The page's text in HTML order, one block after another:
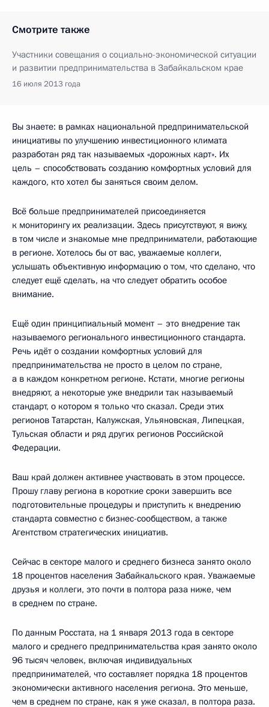
Смотрите также
Участники совещания о социально-экономической ситуации
и развитии предпринимательства в Забайкальском крае
16 июля 2013 года
Вы знаете: в рамках национальной предпринимательской
инициативы по улучшению инвестиционного климата
разработан ряд так называемых «дорожных карт». Их
цель – способствовать созданию комфортных условий для
каждого, кто хотел бы заняться своим делом.
Всё больше предпринимателей присоединяется
к мониторингу их реализации. Здесь присутствуют, я вижу,
в том числе и знакомые мне предприниматели, работающие
в регионе. Хотелось бы от вас, уважаемые коллеги,
услышать объективную информацию о том, что сделано, что
следует ещё сделать, на что следует обратить особое
внимание.
Ещё один принципиальный момент – это внедрение так
называемого регионального инвестиционного стандарта.
Речь идёт о создании комфортных условий для
предпринимательства не просто в целом по стране,
а в каждом конкретном регионе. Кстати, многие регионы
внедряют, а некоторые уже внедрили так называемый
стандарт, о котором я только что сказал. Среди этих
регионов Татарстан, Калужская, Ульяновская, Липецкая,
Тульская области и ряд других регионов Российской
Федерации.
Ваш край должен активнее участвовать в этом процессе.
Прошу главу региона в короткие сроки завершить все
подготовительные процедуры и приступить к внедрению
стандарта совместно с бизнес-сообществом, а также
Агентством стратегических инициатив.
Сейчас в секторе малого и среднего бизнеса занято около
18 процентов населения Забайкальского края. Уважаемые
друзья и коллеги, это почти в полтора раза ниже, чем
в среднем по стране.
По данным Росстата, на 1 января 2013 года в секторе
малого и среднего предпринимательства края занято около
96 тысяч человек, включая индивидуальных
предпринимателей, что составляет порядка 18 процентов
экономически активного населения региона. Это меньше,
чем в среднем по стране, как я уже сказал, в полтора раза.